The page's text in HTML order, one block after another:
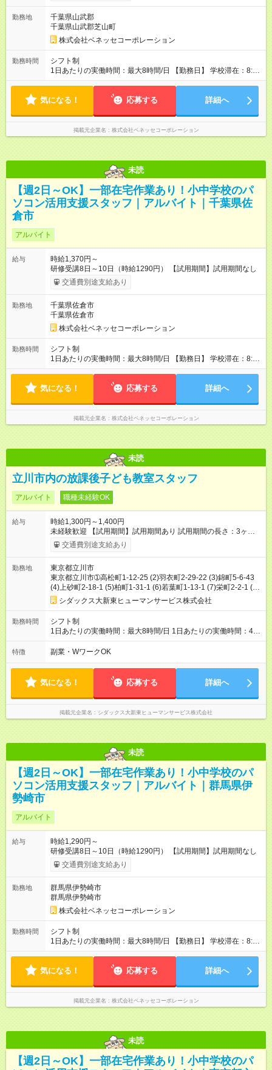
勤務地
千葉県山武郡
千葉県山武郡芝山町
株式会社ベネッセコーポレーション
勤務時間
シフト制
1日あたりの実働時間：最大8時間/日 【勤務日】 学校滞在：8:30
～17:30の間の実働7時間(うち休憩１時間) ＋ 在宅での事務作業1
成等1時間) ※勤務時間が8:30～の場合、朝8時半から学校で就業
OK！
気になる！ 応募する 詳細へ
掲載元企業名 株式会社ベネッセコーポレーション
未読
【週2日～OK】一部在宅作業あり！小中学校のパ
ソコン活用支援スタッフ｜アルバイト｜千葉県佐
倉市
アルバイト
給与
時給1,370円～
研修受講8日～10日（時給1290円） 【試用期間】試用期間なし
交通費別途支給あり
勤務地
千葉県佐倉市
千葉県佐倉市
株式会社ベネッセコーポレーション
勤務時間
シフト制
1日あたりの実働時間：最大8時間/日 【勤務日】 学校滞在：8:30
～17:30の間の実働7時間(うち休憩１時間) ＋ 在宅での事務作業1
成等1時間) ※勤務時間が8:30～の場合、朝8時半から学校で就業
OK！
気になる！ 応募する 詳細へ
掲載元企業名 株式会社ベネッセコーポレーション
未読
立川市内の放課後子ども教室スタッフ
アルバイト 職種未経験OK
給与
時給1,300円～1,400円
未経験歓迎 【試用期間】試用期間あり 試用期間の長さ：3ヶ月
雇用形態、給与は本採用時と同じです。
交通費別途支給あり
勤務地
東京都立川市
東京都立川市➀高松町1-12-25 (2)羽衣町2-29-22 (3)錦町5-6-43
(4)上砂町2-18-1 (5)柏町1-31-1 (6)若葉町1-13-1 (7)栄町2-2-1 (8)
西砂町2-34-2
シダックス大新東ヒューマンサービス株式会社
勤務時間
シフト制
1日あたりの実働時間：最大8時間/日 1日あたりの実働時間：4時
間または4時間30分 シフト例 ・13時00分～17時30分 ・13時00
分～17時00分
特徴 副業・WワークOK
気になる！ 応募する 詳細へ
掲載元企業名 シダックス大新東ヒューマンサービス株式会社
未読
【週2日～OK】一部在宅作業あり！小中学校のパ
ソコン活用支援スタッフ｜アルバイト｜群馬県伊
勢崎市
アルバイト
給与
時給1,290円～
研修受講8日～10日（時給1290円） 【試用期間】試用期間なし
交通費別途支給あり
勤務地
群馬県伊勢崎市
群馬県伊勢崎市
株式会社ベネッセコーポレーション
勤務時間
シフト制
1日あたりの実働時間：最大8時間/日 【勤務日】 学校滞在：8:30
～17:30の間の実働7時間(うち休憩１時間) ＋ 在宅での事務作業1
成等1時間) ※勤務時間が8:30～の場合、朝8時半から学校で就業
OK！
気になる！ 応募する 詳細へ
掲載元企業名 株式会社ベネッセコーポレーション
未読
【週2日～OK】一部在宅作業あり！小中学校のパ